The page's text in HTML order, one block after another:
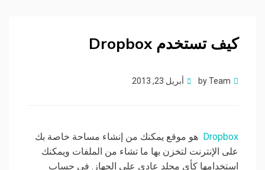
كيف تستخدم Dropbox
byTeam
Posted
أبريل 23, 2013
Dropbox هو موقع يمكنك من إنشاء مساحة خاصة بك
على الإنترنت لتخزن بها ما تشاء من الملفات ويمكنك
استخدامها كأي مجلد عادي على الجهاز. في حساب